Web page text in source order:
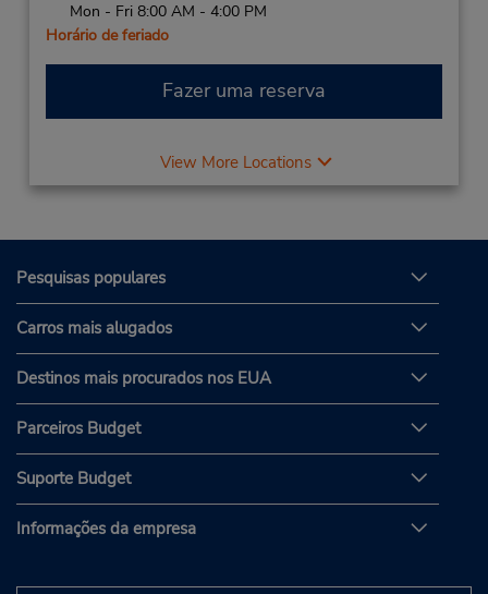
Mon - Fri 8:00 AM - 4:00 PM
Horário de feriado
Fazer uma reserva
View More Locations
Pesquisas populares
Carros mais alugados
Destinos mais procurados nos EUA
Parceiros Budget
Suporte Budget
Informações da empresa